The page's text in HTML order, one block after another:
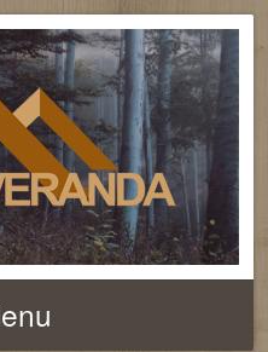
FEITEN